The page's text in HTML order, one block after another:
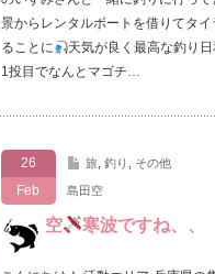
景からレンタルボートを借りてタ
ることに
天気が良く最高な釣り
1投目でなんとマゴチ…
26
Feb
旅, 釣り その他
島田空
空 寒波ですね、、